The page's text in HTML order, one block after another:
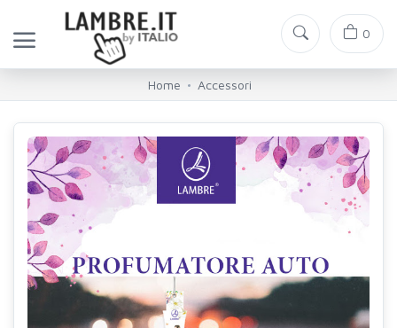
0
Home Accessori